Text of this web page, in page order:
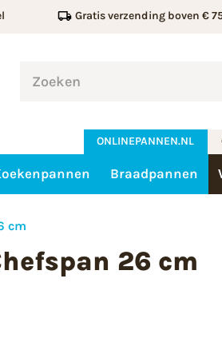
Gratis verzending boven €
ONLINEPANNEN.NL
Braadpannen
cm
26 cm